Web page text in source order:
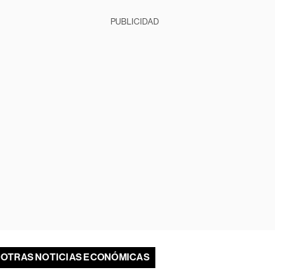
PUBLICIDAD
OTRAS NOTICIAS ECONÓMICAS